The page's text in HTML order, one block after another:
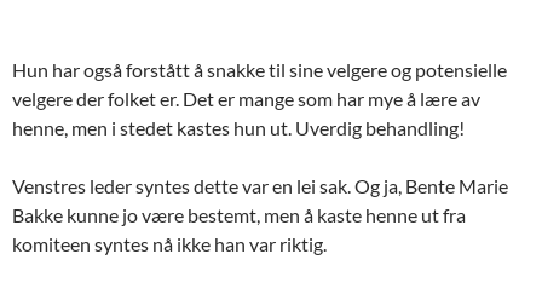
Hun har også forstått å snakke til sine velgere og potensielle
velgere der folket er. Det er mange som har mye å lære av
henne, men i stedet kastes hun ut. Uverdig behandling!
Venstres leder syntes dette var en lei sak. Og ja, Bente Marie
Bakke kunne jo være bestemt, men å kaste henne ut fra
komiteen syntes nå ikke han var riktig.